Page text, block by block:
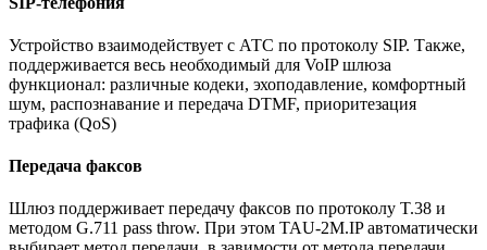
Устройство взаимодействует с АТС по протоколу SIP. Также,
поддерживается весь необходимый для VoIP шлюза
функционал: различные кодеки, эхоподавление, комфортный
шум, распознавание и передача DTMF, приоритезация
трафика (QoS)
Передача факсов
Шлюз поддерживает передачу факсов по протоколу T.38 и
методом G.711 pass throw. При этом TAU-2M.IP автоматически